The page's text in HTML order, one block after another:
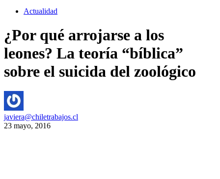
Actualidad
¿Por qué arrojarse a los
leones? La teoría “bíblica”
sobre el suicida del zoológico
javiera@chiletrabajos.cl
23 mayo, 2016